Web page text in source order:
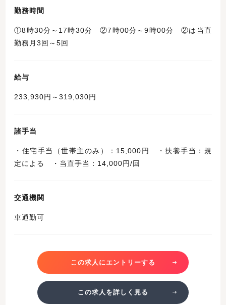
勤務時間
①8時30分～17時30分 ②7時00分～9時00分 ②は当直
勤務月3回～5回
給与
233,930円～319,030円
諸手当
・住宅手当（世帯主のみ）：15,000円 ・扶養手当：規
定による ・当直手当：14,000円/回
交通機関
車通勤可
この求人にエントリーする
この求人を詳しく見る